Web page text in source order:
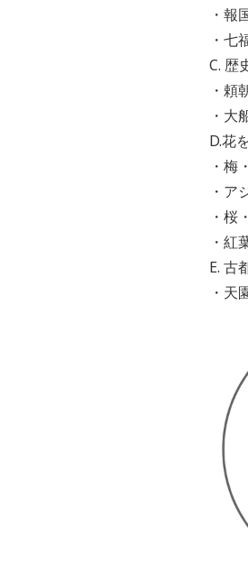
・報
・七
C. 歴
・頼
・大
D.花
・梅
・ア
・桜
・紅
E. 古
・天